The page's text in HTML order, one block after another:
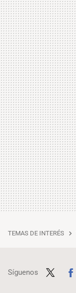
TEMAS DE INTERÉS
Síguenos